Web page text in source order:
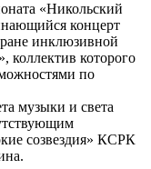
«Никольский
концерт
инклюзивной
коллектив которого
по
музыки и света
созвездия» КСРК